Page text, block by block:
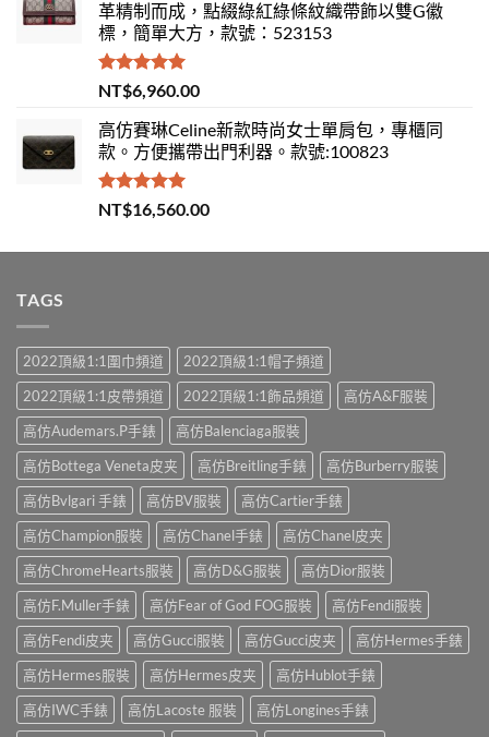
革精制而成，點綴綠紅綠條紋織帶飾以雙G徽
標，簡單大方，款號：523153
評分 5.00
滿分 5
NT$6,960.00
高仿賽琳Celine新款時尚女士單肩包，專櫃同
款。方便攜帶出門利器。款號:100823
評分5.00
滿分 5
NT$16,560.00
TAGS
2022頂級1:1圍巾頻道
2022頂級1:1帽子頻道
2022頂級1:1皮帶頻道
2022頂級1:1飾品頻道
高仿A&F服裝
高仿Audemars.P手錶
高仿Balenciaga服裝
高仿Bottega Veneta皮夹
高仿Breitling手錶
高仿Burberry服裝
高仿Bvlgari 手錶
高仿BV服裝
高仿Cartier手錶
高仿Champion服裝
高仿Chanel手錶
高仿Chanel皮夹
高仿ChromeHearts服裝
高仿D&G服裝
高仿Dior服裝
高仿F.Muller手錶
高仿Fear of God FOG服裝
高仿Fendi服裝
高仿Fendi皮夹
高仿Gucci服裝 高仿Gucci皮夹
高仿Hermes手錶
高仿Hermes服裝
高仿Hermes皮夹
高仿Hublot手錶
高仿IWC手錶
高仿Lacoste 服裝
高仿Longines手錶